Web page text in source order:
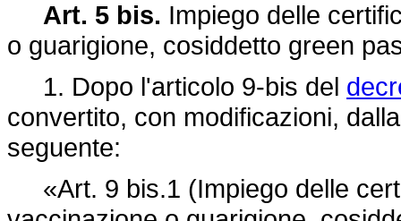
Art. 5 bis. Impiego delle
o guarigione, cosiddetto green
1. Dopo l'articolo 9-bis del
convertito, con modificazioni,
seguente:
«Art. 9 bis.1 (Impiego delle